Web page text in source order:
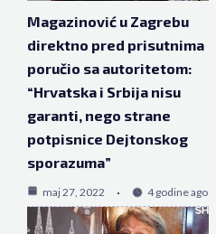
Magazinović u Zagrebu
direktno pred prisutnima
poručio sa autoritetom:
“Hrvatska i Srbija nisu
garanti, nego strane
potpisnice Dejtonskog
sporazuma”
maj 27, 2022 4 godine ago